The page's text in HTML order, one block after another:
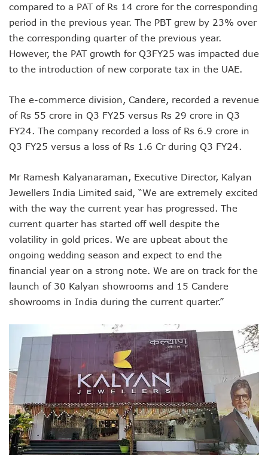
compared to a PAT of Rs 14 crore for the corresponding
period in the previous year. The PBT grew by 23% over
the corresponding quarter of the previous year.
However, the PAT growth for Q3FY25 was impacted due
to the introduction of new corporate tax in the UAE.
The e-commerce division, Candere, recorded a revenue
of Rs 55 crore in Q3 FY25 versus Rs 29 crore in Q3
FY24. The company recorded a loss of Rs 6.9 crore in
Q3 FY25 versus a loss of Rs 1.6 Cr during Q3 FY24.
Mr Ramesh Kalyanaraman, Executive Director, Kalyan
Jewellers India Limited said, “We are extremely excited
with the way the current year has progressed. The
current quarter has started off well despite the
volatility in gold prices. We are upbeat about the
ongoing wedding season and expect to end the
financial year on a strong note. We are on track for the
launch of 30 Kalyan showrooms and 15 Candere
showrooms in India during the current quarter.”